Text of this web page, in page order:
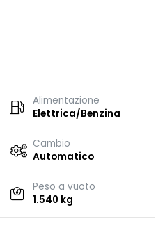
Alimentazione
Elettrica/Benzina
Cambio
Automatico
Peso a vuoto
1.540 kg